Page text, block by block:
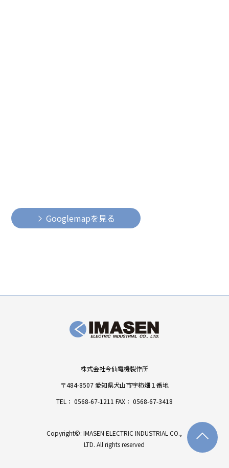
Googlemapを見る
株式会社今仙電機製作所
〒484-8507 愛知県犬山市字柿畑１番地
TEL： 0568-67-1211 FAX： 0568-67-3418
Copyright©: IMASEN ELECTRIC INDUSTRIAL CO.,
LTD. All rights reserved